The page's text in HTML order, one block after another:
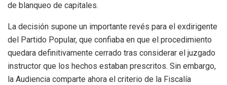
de blanqueo de capitales.
La decisión supone un importante revés para el exdirigente
del Partido Popular, que confiaba en que el procedimiento
quedara definitivamente cerrado tras considerar el juzgado
instructor que los hechos estaban prescritos. Sin embargo,
la Audiencia comparte ahora el criterio de la Fiscalía